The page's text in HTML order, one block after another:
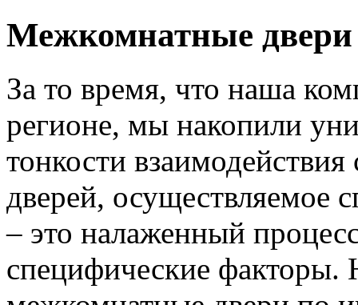
Межкомнатные двери
За то время, что наша
регионе, мы накопили
тонкости
дверей, осуществляемое
– это налаженный
специфические